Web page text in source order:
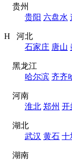
贵州
贵阳 六盘水
H 河北
石家庄 唐山
黑龙江
哈尔滨 齐齐
河南
淮北 郑州 开
湖北
武汉 黄石 十
湖南